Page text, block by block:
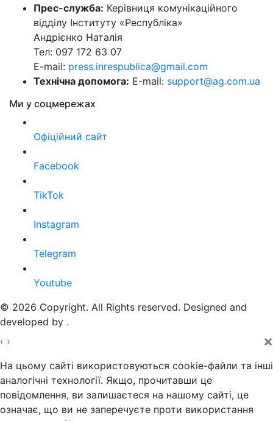
Прес-служба: Керівниця комунікаційного
відділу Інституту «Республіка»
Андрієнко Наталія
Тел: 097 172 63 07
E-mail: press.inrespublica@gmail.com
Технічна допомога: E-mail: support@ag.com.ua
Ми у соцмережах
Офіційний сайт
Facebook
TikTok
Instagram
Telegram
Youtube
© 2026 Copyright. All Rights reserved. Designed and
developed by .
‹ › ×
На цьому сайті використовуються cookie-файли та інші
аналогічні технології. Якщо, прочитавши це
повідомлення, ви залишаєтеся на нашому сайті, це
означає, що ви не заперечуєте проти використання